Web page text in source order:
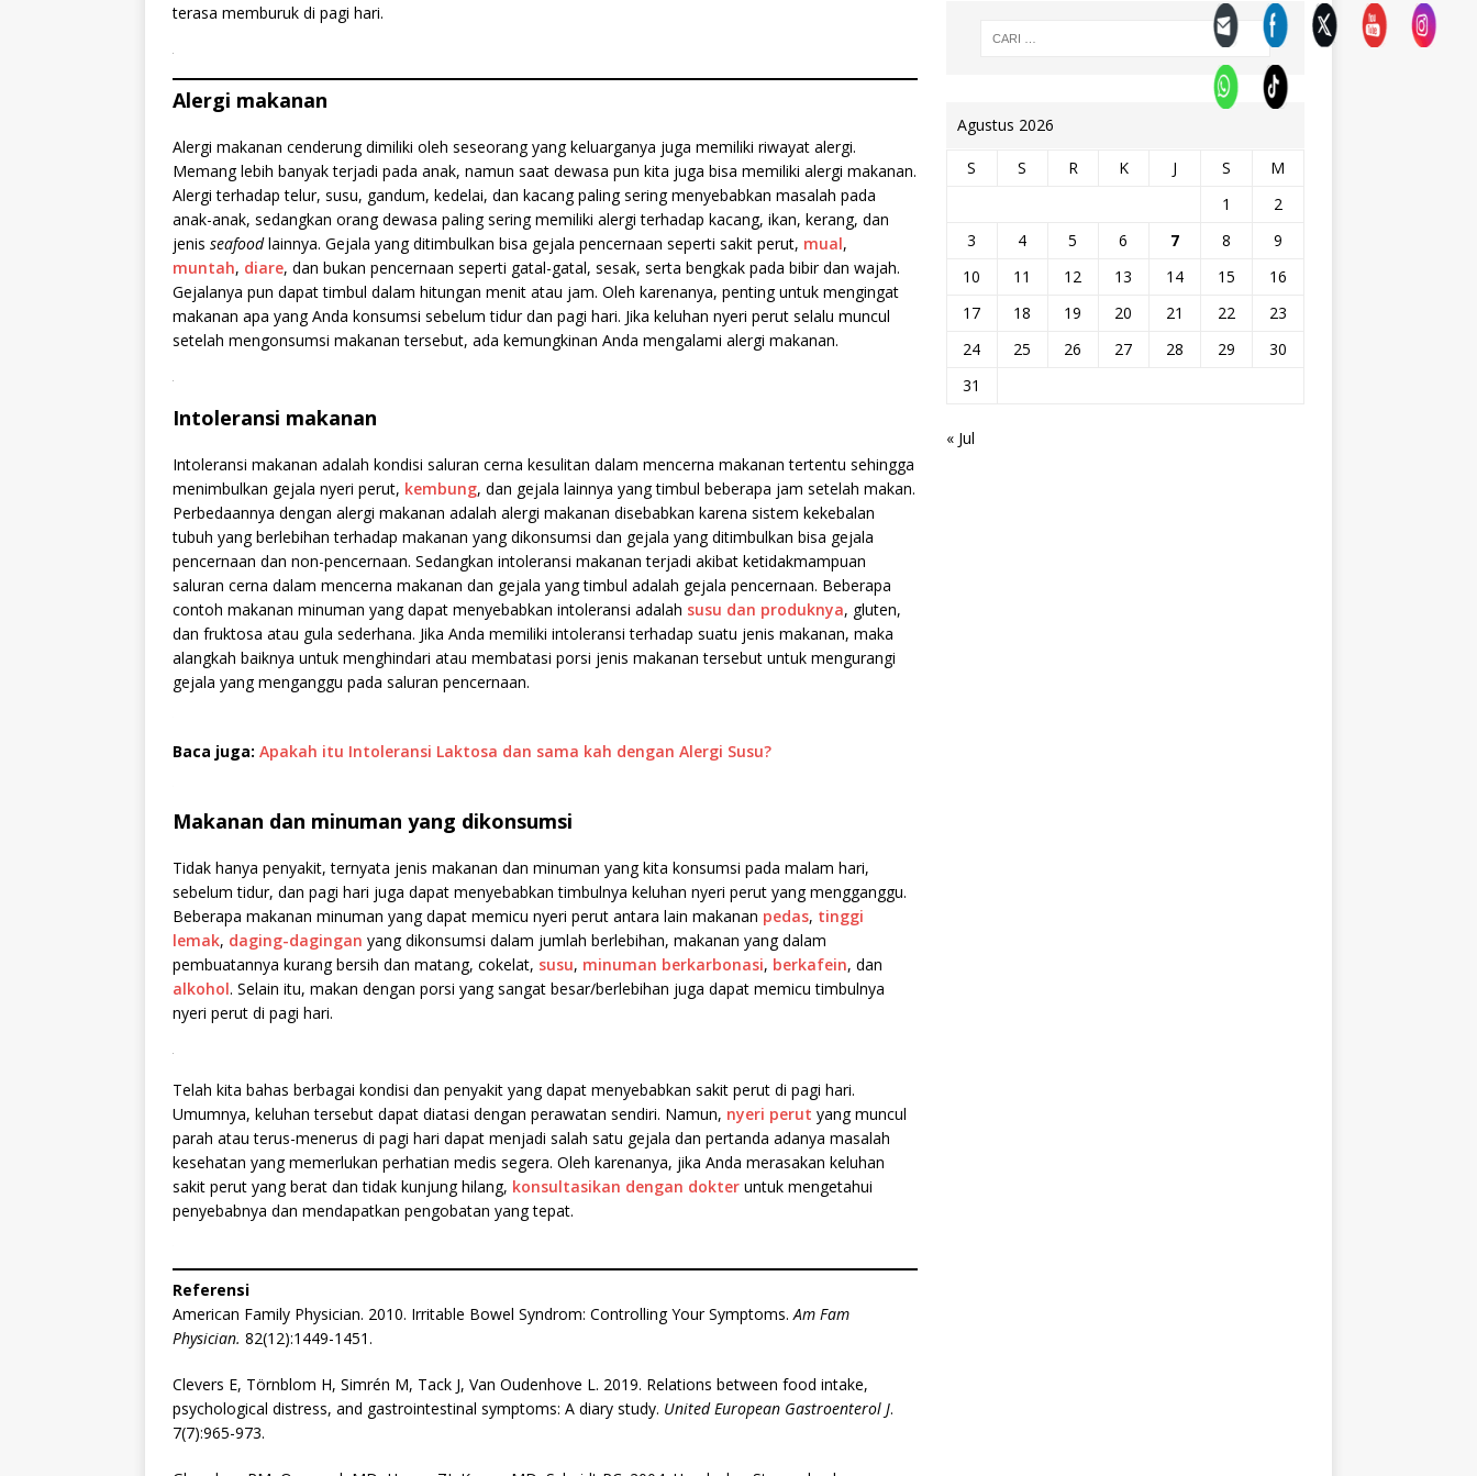
terasa memburuk di pagi hari.
Alergi makanan
Alergi makanan cenderung dimiliki oleh seseorang yang keluarganya juga memiliki riwayat alergi.
Memang lebih banyak terjadi pada anak, namun saat dewasa pun kita juga bisa memiliki alergi makanan.
Alergi terhadap telur, susu, gandum, kedelai, dan kacang paling sering menyebabkan masalah pada
anak-anak, sedangkan orang dewasa paling sering memiliki alergi terhadap kacang, ikan, kerang, dan
jenis seafoodlainnya. Gejala yang ditimbulkan bisa gejala pencernaan seperti sakit perut, mual,
muntah, diare, dan bukan pencernaan seperti gatal-gatal, sesak, serta bengkak pada bibir dan wajah.
Gejalanya pun dapat timbul dalam hitungan menit atau jam. Oleh karenanya, penting untuk mengingat
makanan apa yang Anda konsumsi sebelum tidur dan pagi hari. Jika keluhan nyeri perut selalu muncul
setelah mengonsumsi makanan tersebut, ada kemungkinan Anda mengalami alergi makanan.
Intoleransi makanan
Intoleransi makanan adalah kondisi saluran cerna kesulitan dalam mencerna makanan tertentu sehingga
menimbulkan gejala nyeri perut, kembung, dan gejala lainnya yang timbul beberapa jam setelah makan.
Perbedaannya dengan alergi makanan adalah alergi makanan disebabkan karena sistem kekebalan
tubuh yang berlebihan terhadap makanan yang dikonsumsi dan gejala yang ditimbulkan bisa gejala
pencernaan dan non-pencernaan. Sedangkan intoleransi makanan terjadi akibat ketidakmampuan
saluran cerna dalam mencerna makanan dan gejala yang timbul adalah gejala pencernaan. Beberapa
contoh makanan minuman yang dapat menyebabkan intoleransi adalah susu dan produknya, gluten,
dan fruktosa atau gula sederhana. Jika Anda memiliki intoleransi terhadap suatu jenis makanan, maka
alangkah baiknya untuk menghindari atau membatasi porsi jenis makanan tersebut untuk mengurangi
gejala yang menganggu pada saluran pencernaan.
Baca juga: Apakah itu Intoleransi Laktosa dan sama kah dengan Alergi Susu?
Makanan dan minuman yang dikonsumsi
Tidak hanya penyakit, ternyata jenis makanan dan minuman yang kita konsumsi pada malam hari,
sebelum tidur, dan pagi hari juga dapat menyebabkan timbulnya keluhan nyeri perut yang mengganggu.
Beberapa makanan minuman yang dapat memicu nyeri perut antara lain makanan pedas, tinggi
lemak, daging-dagingan yang dikonsumsi dalam jumlah berlebihan, makanan yang dalam
pembuatannya kurang bersih dan matang, cokelat, susu, minuman berkarbonasi, berkafein, dan
alkohol. Selain itu, makan dengan porsi yang sangat besar/berlebihan juga dapat memicu timbulnya
nyeri perut di pagi hari.
Telah kita bahas berbagai kondisi dan penyakit yang dapat menyebabkan sakit perut di pagi hari.
Umumnya, keluhan tersebut dapat diatasi dengan perawatan sendiri. Namun, nyeri perut yang muncul
parah atau terus-menerus di pagi hari dapat menjadi salah satu gejala dan pertanda adanya masalah
kesehatan yang memerlukan perhatian medis segera. Oleh karenanya, jika Anda merasakan keluhan
sakit perut yang berat dan tidak kunjung hilang, konsultasikan dengan dokter untuk mengetahui
penyebabnya dan mendapatkan pengobatan yang tepat.
Referensi
American Family Physician. 2010. Irritable Bowel Syndrom: Controlling Your Symptoms. Am Fam
Physician. 82(12):1449-1451.
Clevers E, Törnblom H, Simrén M, Tack J, Van Oudenhove L. 2019. Relations between food intake,
psychological distress, and gastrointestinal symptoms: A diary study. United European Gastroenterol J.
7(7):965-973.
Agustus 2026
S S R K J S
M
1
2
3
4 5 6 7 8
9
10
11 12 13 14 15
16
17
18 19 20 21 22
23
24
25 26 27 28 29
30
31
« Jul